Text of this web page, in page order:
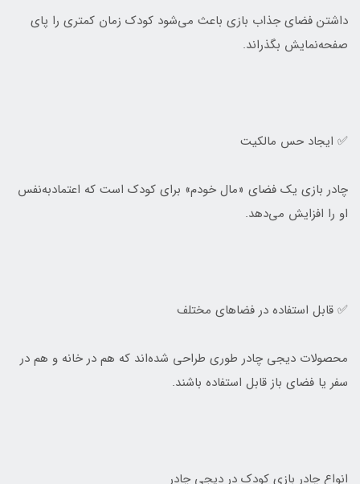
داشتن فضای جذاب بازی باعث می‌شود کودک زمان کمتری را پای
صفحه‌نمایش بگذراند.
✅ ایجاد حس مالکیت
چادر بازی یک فضای «مال خودم» برای کودک است که اعتمادبه‌نفس
او را افزایش می‌دهد.
✅ قابل استفاده در فضاهای مختلف
محصولات دیجی چادر طوری طراحی شده‌اند که هم در خانه و هم در
سفر یا فضای باز قابل استفاده باشند.
انواع چادر بازی کودک در دیجی چادر